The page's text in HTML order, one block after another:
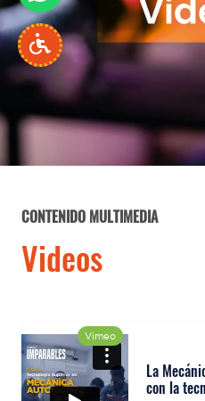
CONTENIDO MULTIMEDIA
Videos
Vimeo
La
con la